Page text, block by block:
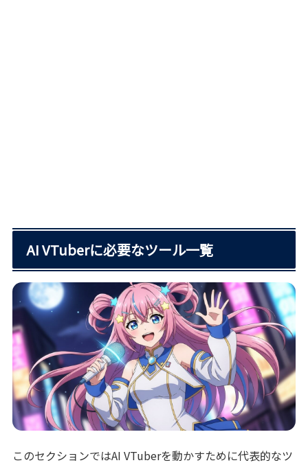
AI VTuberに必要なツール一覧
このセクションではAI VTuberを動かすために代表的なツ